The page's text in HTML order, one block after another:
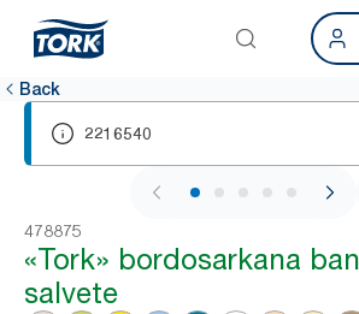
Back
2216540
1 / 5
478875
«Tork» bordosarkana
salvete